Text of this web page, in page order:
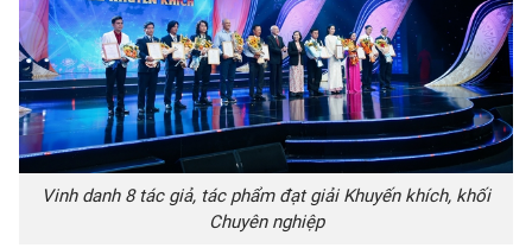
Vinh danh 8 tác giả, tác phẩm đạt giải Khuyến khích, khối
Chuyên nghiệp